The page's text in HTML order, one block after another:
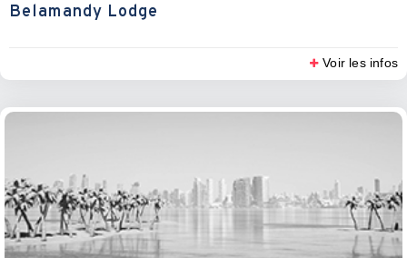
Belamandy Lodge
Voir les infos